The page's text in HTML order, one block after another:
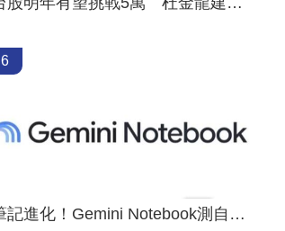
6
筆記進化！Gemini Notebook測自製App